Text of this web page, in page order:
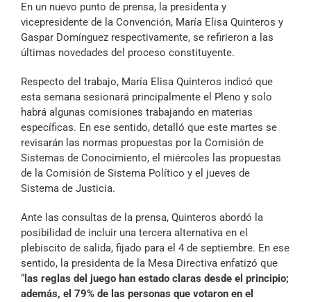
En un nuevo punto de prensa, la presidenta y
vicepresidente de la Convención, María Elisa Quinteros y
Gaspar Domínguez respectivamente, se refirieron a las
últimas novedades del proceso constituyente.
Respecto del trabajo, María Elisa Quinteros indicó que
esta semana sesionará principalmente el Pleno y solo
habrá algunas comisiones trabajando en materias
específicas. En ese sentido, detalló que este martes se
revisarán las normas propuestas por la Comisión de
Sistemas de Conocimiento, el miércoles las propuestas
de la Comisión de Sistema Político y el jueves de
Sistema de Justicia.
Ante las consultas de la prensa, Quinteros abordó la
posibilidad de incluir una tercera alternativa en el
plebiscito de salida, fijado para el 4 de septiembre. En ese
sentido, la presidenta de la Mesa Directiva enfatizó que
“ las reglas del juego han estado claras desde el principio;
además, el 79% de las personas que votaron en el